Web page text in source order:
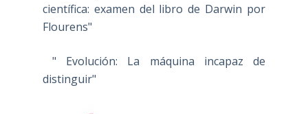
científica: examen del libro de Darwin por
Flourens"
" Evolución: La máquina incapaz de
distinguir"